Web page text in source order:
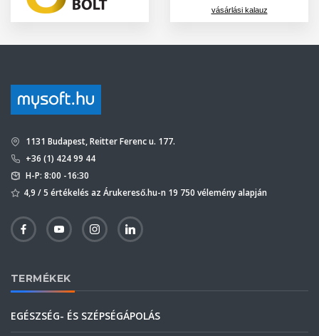
vásárlási kalauz
1131 Budapest, Reitter Ferenc u. 177.
+36 (1) 424 99 44
H-P: 8:00 -16:30
4,9 / 5 értékelés az Árukereső.hu-n 19 750 vélemény alapján
TERMÉKEK
EGÉSZSÉG- ÉS SZÉPSÉGÁPOLÁS